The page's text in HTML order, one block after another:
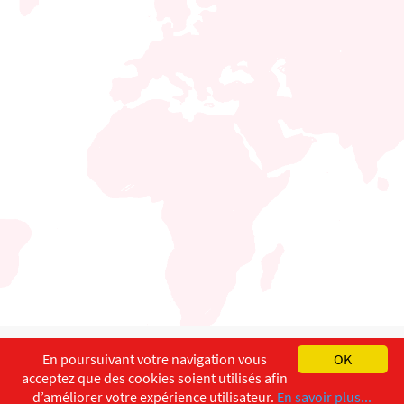
English Français
Copyright ©ISEC-AdW Impressum
OK
En poursuivant votre navigation vous
acceptez que des cookies soient utilisés afin
d’améliorer votre expérience utilisateur. En savoir plus...